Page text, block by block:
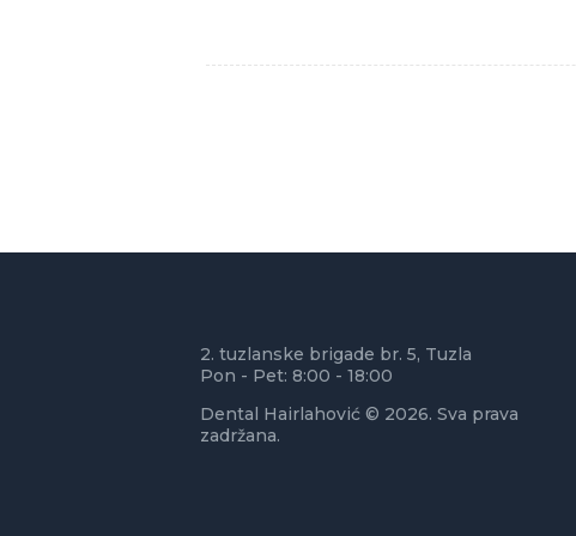
2. tuzlanske brigade br. 5, Tuzla
Pon - Pet: 8:00 - 18:00
Dental Hairlahović © 2026. Sva prava
zadržana.